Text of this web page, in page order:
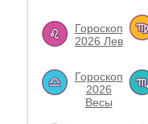
Гороскоп
2026 Лев
Гороскоп
2026
Весы